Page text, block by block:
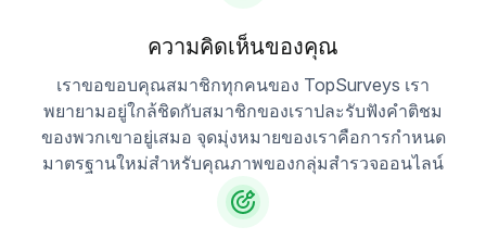
ความคิดเห็นของคุณ
เราขอขอบคุณสมาชิกทุกคนของ TopSurveys เรา
พยายามอยู่ใกล้ชิดกับสมาชิกของเราปละรับฟังคำติชม
ของพวกเขาอยู่เสมอ จุดมุ่งหมายของเราคือการกำหนด
มาตรฐานใหม่สำหรับคุณภาพของกลุ่มสำรวจออนไลน์